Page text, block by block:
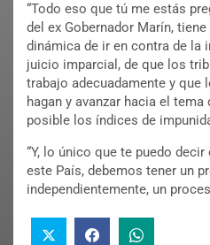
“Todo eso que tú me estás
del ex Gobernador Marín,
dinámica de ir en contra de la
juicio imparcial, de que los
trabajo adecuadamente y que
hagan y avanzar hacia el
posible los índices de
“Y, lo único que te puedo
este País, debemos tener un
independientemente, un